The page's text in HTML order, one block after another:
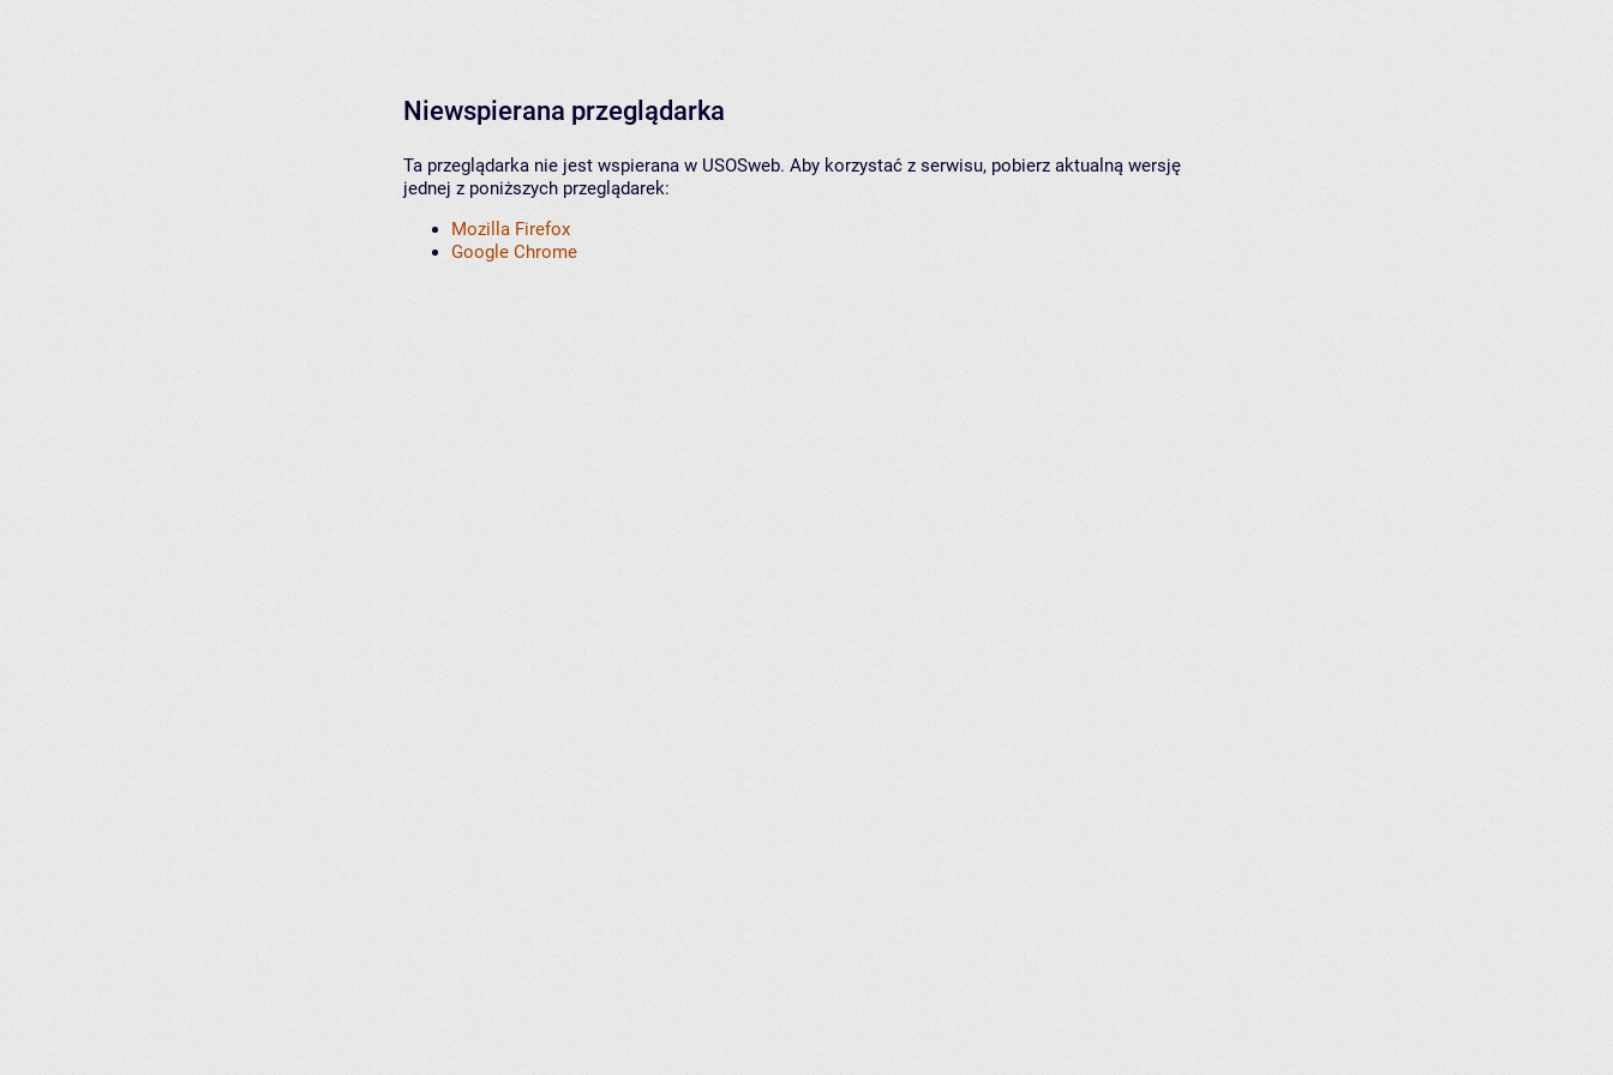
Niewspierana przeglądarka
Ta przeglądarka nie jest wspierana w USOSweb. Aby korzystać z serwisu, pobierz aktualną wersję
jednej z poniższych przeglądarek:
Mozilla Firefox
Google Chrome